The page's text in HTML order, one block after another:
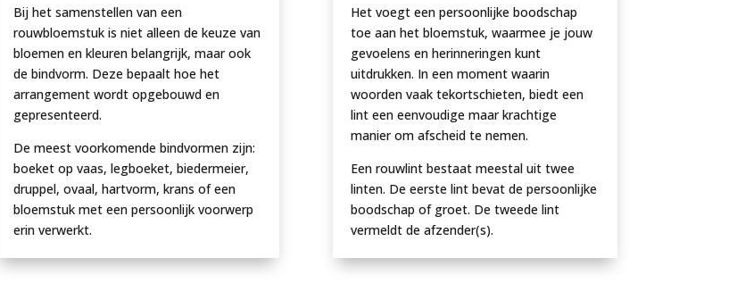
Bij het samenstellen van een
rouwbloemstuk is niet alleen de keuze van
bloemen en kleuren belangrijk, maar ook
de bindvorm. Deze bepaalt hoe het
arrangement wordt opgebouwd en
gepresenteerd.
De meest voorkomende bindvormen zijn:
boeket op vaas, legboeket, biedermeier,
druppel, ovaal, hartvorm, krans of een
bloemstuk met een persoonlijk voorwerp
erin verwerkt.
Het voegt een persoonlijke boodschap
toe aan het bloemstuk, waarmee je jouw
gevoelens en herinneringen kunt
uitdrukken. In een moment waarin
woorden vaak tekortschieten, biedt een
lint een eenvoudige maar krachtige
manier om afscheid te nemen.
Een rouwlint bestaat meestal uit twee
linten. De eerste lint bevat de persoonlijke
boodschap of groet. De tweede lint
vermeldt de afzender(s).